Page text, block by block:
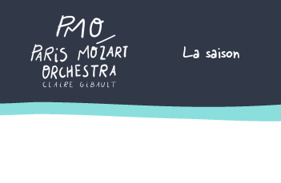
contenu
La saison